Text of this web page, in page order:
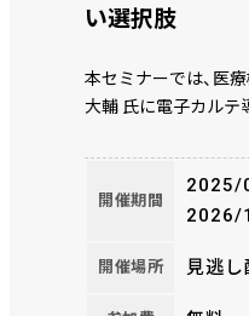
い選択肢
本セミナーでは、医
大輔 氏に電子カルテ
選定方法、次期更新
ました。これから電
る、電子カルテの入
開催期間
2025/
2026/
開催場所 見逃し